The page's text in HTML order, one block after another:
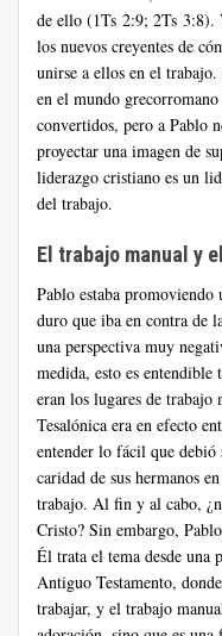
de ello (1Ts 2:9; 2Ts 3:8).
los nuevos creyentes de
unirse a ellos en el
en el mundo
convertidos, pero a Pablo
proyectar una imagen de
liderazgo cristiano es un
del trabajo.
El trabajo manual y
Pablo estaba
duro que iba en contra de
una perspectiva muy
medida, esto es entendible
eran los lugares de trabajo
Tesalónica era en efecto
entender lo fácil que debió
caridad de sus hermanos
trabajo. Al fin y al cabo,
Cristo? Sin embargo,
Él trata el tema desde una
Antiguo Testamento,
trabajar, y el trabajo